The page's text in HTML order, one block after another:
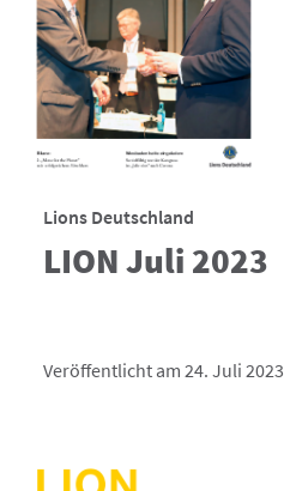
Lions Deutschland
LION Juli 2023
Veröffentlicht am 24. Juli 2023